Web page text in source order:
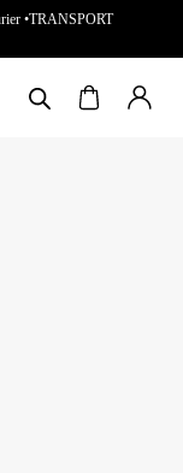
•TRANSPORT